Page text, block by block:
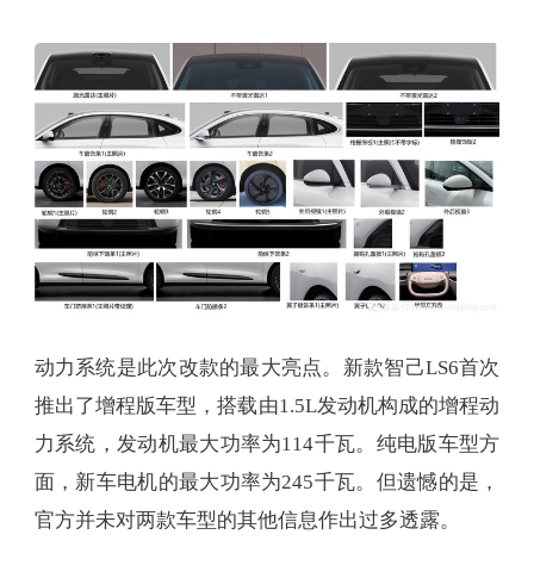
动力系统是此次改款的最大亮点。新款智己LS6首次
推出了增程版车型，搭载由1.5L发动机构成的增程动
力系统，发动机最大功率为114千瓦。纯电版车型方
面，新车电机的最大功率为245千瓦。但遗憾的是，
官方并未对两款车型的其他信息作出过多透露。